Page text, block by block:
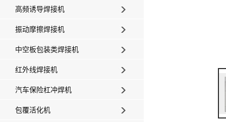
高频诱导焊接机
振动摩擦焊接机
中空板包装类焊接机
红外线焊接机
汽车保险杠冲焊机
包覆活化机